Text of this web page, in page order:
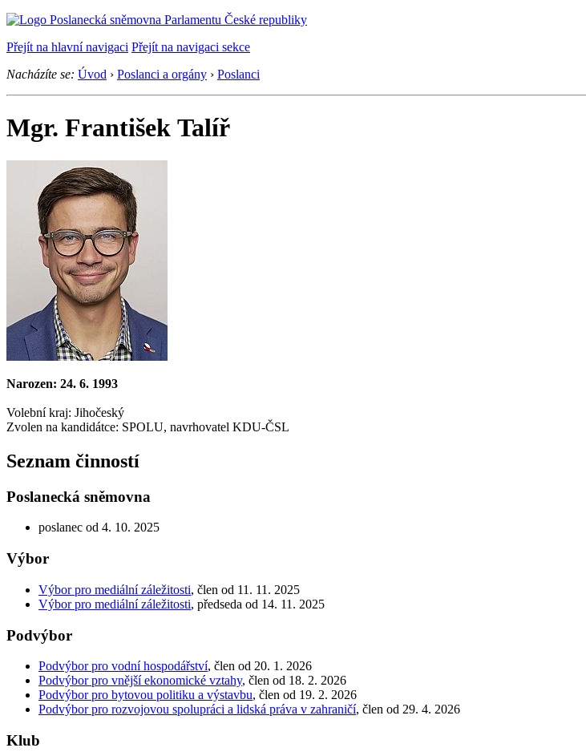
Přejít na hlavní navigaci Přejít na navigaci sekce
Nacházíte se: Úvod › Poslanci a orgány › Poslanci
Mgr. František Talíř
Narozen: 24. 6. 1993
Volební kraj: Jihočeský
Zvolen na kandidátce: SPOLU, navrhovatel KDU-ČSL
Seznam činností
Poslanecká sněmovna
poslanec od 4. 10. 2025
Výbor
Výbor pro mediální záležitosti, člen od 11. 11. 2025
Výbor pro mediální záležitosti, předseda od 14. 11. 2025
Podvýbor
Podvýbor pro vodní hospodářství, člen od 20. 1. 2026
Podvýbor pro vnější ekonomické vztahy, člen od 18. 2. 2026
Podvýbor pro bytovou politiku a výstavbu, člen od 19. 2. 2026
Podvýbor pro rozvojovou spolupráci a lidská práva v zahraničí, člen od 29. 4. 2026
Klub